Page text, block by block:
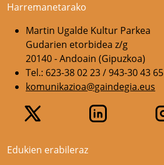
Harremanetarako
Martin Ugalde Kultur Parkea
Gudarien etorbidea z/g
20140 - Andoain (Gipuzkoa)
Tel.: 623-38 02 23 / 943-30 43 65
komunikazioa@gaindegia.eus
Edukien erabileraz